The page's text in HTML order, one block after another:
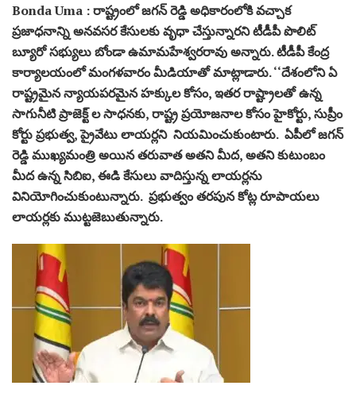
Bonda Uma : రాష్ట్రంలో జగన్ రెడ్డి అధికారంలోకి వచ్చాక
ప్రజాధనాన్ని అనవసర కేసులకు వృధా చేస్తున్నారని టీడీపీ పొలిట్
బ్యూరో సభ్యులు బోండా ఉమామహేశ్వరరావు అన్నారు. టీడీపీ కేంద్ర
కార్యాలయంలో మంగళవారం మీడియాతో మాట్లాడారు. ‘‘దేశంలోని ఏ
రాష్ట్రమైన న్యాయపరమైన హక్కుల కోసం, ఇతర రాష్ట్రాలతో ఉన్న
సాగునీటి ప్రాజెక్ట్ ల సాధనకు, రాష్ట్ర ప్రయోజనాల కోసం హైకోర్టు, సుప్రీం
కోర్టు ప్రభుత్వ, ప్రైవేటు లాయర్లని నియమించుకుంటారు. ఏపీలో జగన్
రెడ్డి ముఖ్యమంత్రి అయిన తరువాత అతని మీద, అతని కుటుంబం
మీద ఉన్న సిబిఐ, ఈడి కేసులు వాదిస్తున్న లాయర్లను
వినియోగించుకుంటున్నారు. ప్రభుత్వం తరపున కోట్ల రూపాయలు
లాయర్లకు ముట్టజెబుతున్నారు.